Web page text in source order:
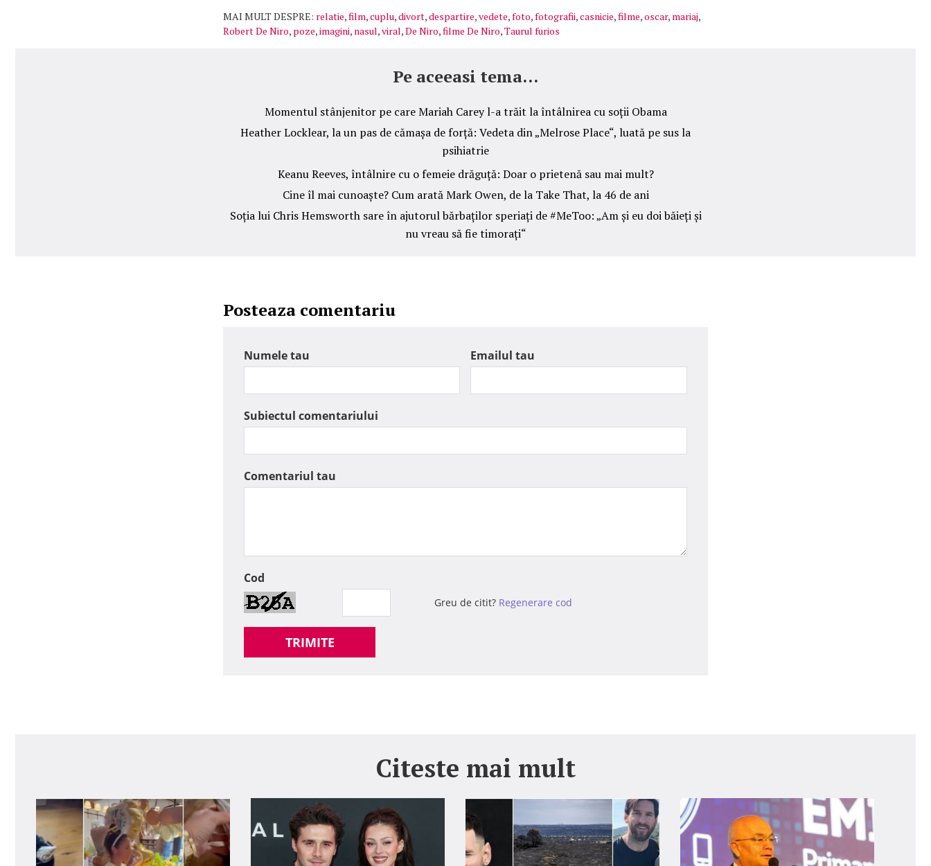
MAI MULT DESPRE: relatie,film,cuplu,divort,despartire,vedete,foto,fotografii,casnicie,filme,oscar, mariaj,
Robert De Niro, poze,imagini, nasul,viral,De Niro,filme De Niro,Taurul furios
Pe aceeasi tema...
Momentul stânjenitor pe care Mariah Carey l-a trăit la întâlnirea cu soții Obama
Heather Locklear, la un pas de cămașa de forță: Vedeta din „Melrose Place“, luată pe sus la
psihiatrie
Keanu Reeves, întâlnire cu o femeie drăguță: Doar o prietenă sau mai mult?
Cine îl mai cunoaște? Cum arată Mark Owen, de la Take That, la 46 de ani
Soția lui Chris Hemsworth sare în ajutorul bărbaților speriați de #MeToo: „Am și eu doi băieți și
nu vreau să fie timorați“
Posteaza comentariu
Numele tau Emailul tau
Subiectul comentariului
Comentariul tau
Cod
Greu de citit? Regenerare cod
TRIMITE
Citeste mai mult